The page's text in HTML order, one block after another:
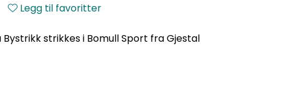
Legg til favoritter
strikkes i Bomull Sport fra Gjestal